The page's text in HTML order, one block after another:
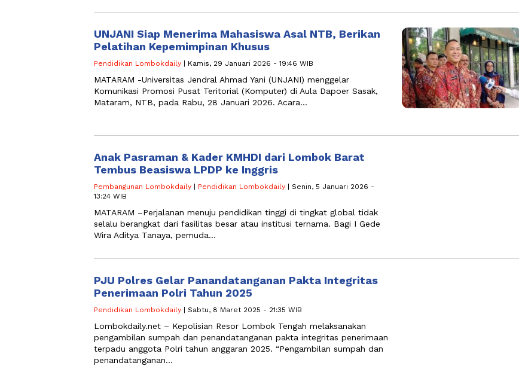
UNJANI Siap Menerima Mahasiswa Asal NTB, Berikan
Pelatihan Kepemimpinan Khusus
Pendidikan Lombokdaily | Kamis, 29 Januari 2026 - 19:46 WIB
MATARAM -Universitas Jendral Ahmad Yani (UNJANI) menggelar
Komunikasi Promosi Pusat Teritorial (Komputer) di Aula Dapoer Sasak,
Mataram, NTB, pada Rabu, 28 Januari 2026. Acara…
Anak Pasraman & Kader KMHDI dari Lombok Barat
Tembus Beasiswa LPDP ke Inggris
Pembangunan Lombokdaily | Pendidikan Lombokdaily | Senin, 5 Januari 2026 -
13:24 WIB
MATARAM –Perjalanan menuju pendidikan tinggi di tingkat global tidak
selalu berangkat dari fasilitas besar atau institusi ternama. Bagi I Gede
Wira Aditya Tanaya, pemuda…
PJU Polres Gelar Panandatanganan Pakta Integritas
Penerimaan Polri Tahun 2025
Pendidikan Lombokdaily | Sabtu, 8 Maret 2025 - 21:35 WIB
Lombokdaily.net – Kepolisian Resor Lombok Tengah melaksanakan
pengambilan sumpah dan penandatanganan pakta integritas penerimaan
terpadu anggota Polri tahun anggaran 2025. “Pengambilan sumpah dan
penandatanganan…